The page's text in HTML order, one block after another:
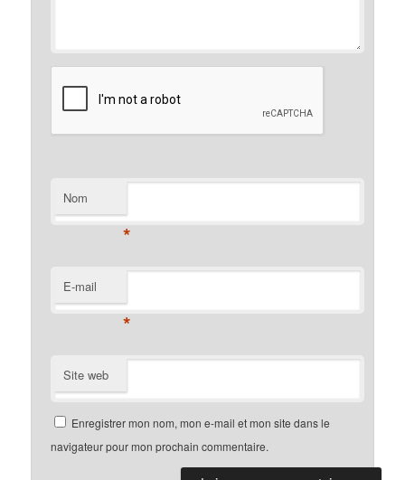
Nom
*
E-mail
*
Site web
Enregistrer mon nom, mon e-mail et mon site dans le
navigateur pour mon prochain commentaire.